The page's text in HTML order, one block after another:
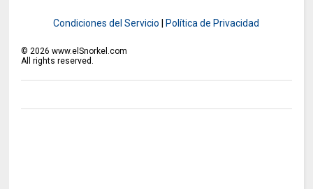
Condiciones del Servicio Política de Privacidad
© 2026 www.elSnorkel.com
All rights reserved.